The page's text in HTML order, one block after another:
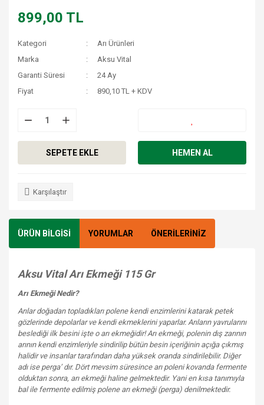
899,00 TL
Kategori
Arı Ürünleri
Marka
Aksu Vital
Garanti Süresi
24 Ay
Fiyat
890,10 TL + KDV
SEPETE EKLE HEMEN AL
Karşılaştır
ÜRÜN BİLGİSİ YORUMLAR ÖNERİLERİNİZ
Aksu Vital Arı Ekmeği 115 Gr
Arı Ekmeği Nedir?
Arılar doğadan topladıkları polene kendi enzimlerini katarak petek
gözlerinde depolarlar ve kendi ekmeklerini yaparlar. Arıların yavrularını
beslediği ilk besini işte o arı ekmeğidir! Arı ekmeği, polenin dış zarının
arının kendi enzimleriyle sindirilip bütün besin içeriğinin açığa çıkmış
halidir ve insanlar tarafından daha yüksek oranda sindirilebilir. Diğer
adı ise perga’ dır. Dört mevsim süresince arı poleni kovanda fermente
olduktan sonra, arı ekmeği haline gelmektedir. Yani en kısa tanımıyla
bal ile fermente edilmiş polene arı ekmeği (perga) denilmektedir.